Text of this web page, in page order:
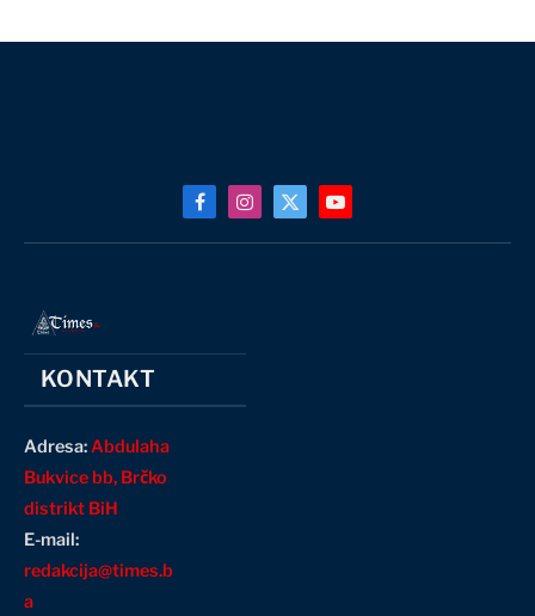
FacebookInstagram
X
(Twitter)
YouTube
KONTAKT
Adresa:Abdulaha
Bukvice bb, Brčko
distrikt BiH
E-mail:
redakcija@times.b
a